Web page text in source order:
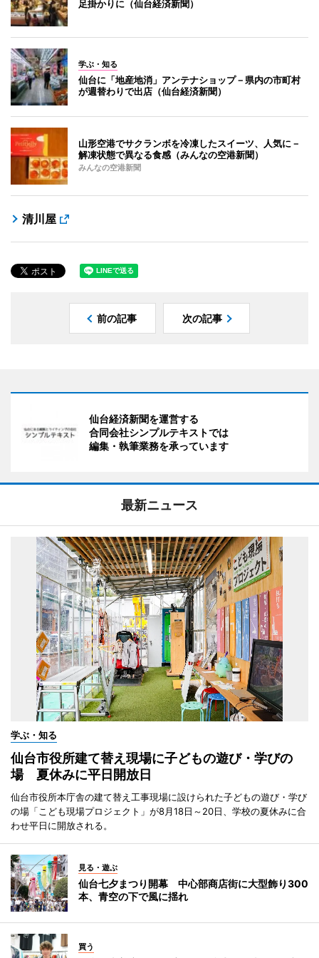
足掛かりに（仙台経済新聞）
学ぶ・知る
仙台に「地産地消」アンテナショップ－県内の市町村
が週替わりで出店（仙台経済新聞）
山形空港でサクランボを冷凍したスイーツ、人気に－
解凍状態で異なる食感（みんなの空港新聞）
みんなの空港新聞
清川屋
前の記事 次の記事
仙台経済新聞を運営する
合同会社シンプルテキストでは
編集・執筆業務を承っています
最新ニュース
学ぶ・知る
仙台市役所建て替え現場に子どもの遊び・学びの
場 夏休みに平日開放日
仙台市役所本庁舎の建て替え工事現場に設けられた子どもの遊び・学び
の場「こども現場プロジェクト」が8月18日～20日、学校の夏休みに合
わせ平日に開放される。
見る・遊ぶ
仙台七夕まつり開幕 中心部商店街に大型飾り300
本、青空の下で風に揺れ
買う